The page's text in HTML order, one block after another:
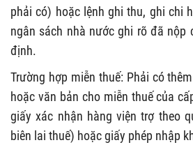
phải có) hoặc lệnh ghi thu, ghi chi
ngân sách nhà nước ghi rõ đã nộp
định.
Trường hợp miễn thuế: Phải có
hoặc văn bản cho miễn thuế của
giấy xác nhận hàng viện trợ theo
biên lai thuế) hoặc giấy phép nhập